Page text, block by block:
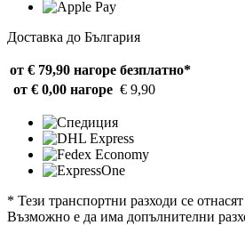
Доставка до България
от € 79,90 нагоре безплатно*
от € 0,00 нагоре € 9,90
* Тези транспортни разходи се
Възможно е да има допълнителни